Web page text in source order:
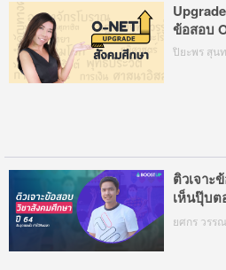
ข้อสอบ
ปิยะพร สุน
ติวเจาะ
เห็นปุ๊บ
ทันเวลา
ยศกร วรร